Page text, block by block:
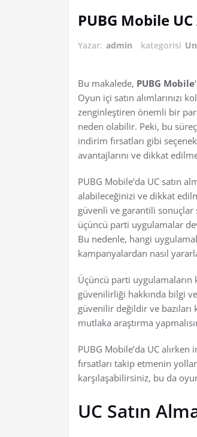
PUBG Mobile
Yazar: admin kategorisi
Bu makalede, PUBG Mobile
Oyun içi satın alımlarınızı
zenginleştiren önemli bir
neden olabilir. Peki, bu
indirim fırsatları gibi
avantajlarını ve dikkat
PUBG Mobile’da UC satın
alabileceğinizi ve dikkat
güvenli ve garantili sonuçlar
üçüncü parti uygulamalar
Bu nedenle, hangi
kampanyalardan nasıl
Üçüncü parti uygulamaların
güvenilirliği hakkında bilgi
güvenilir değildir ve
mutlaka araştırma
PUBG Mobile’da UC
fırsatları takip etmenin
karşılaşabilirsiniz, bu da
UC Satın